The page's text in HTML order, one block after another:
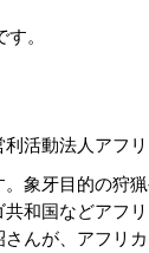
。
活動法人アフ
象牙目的の狩
和国などアフ
んが、アフリ